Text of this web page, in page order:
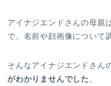
アイナジエンドさんの母親
で、名前や顔画像について
そんなアイナジエンドさん
がわかりませんでした 。